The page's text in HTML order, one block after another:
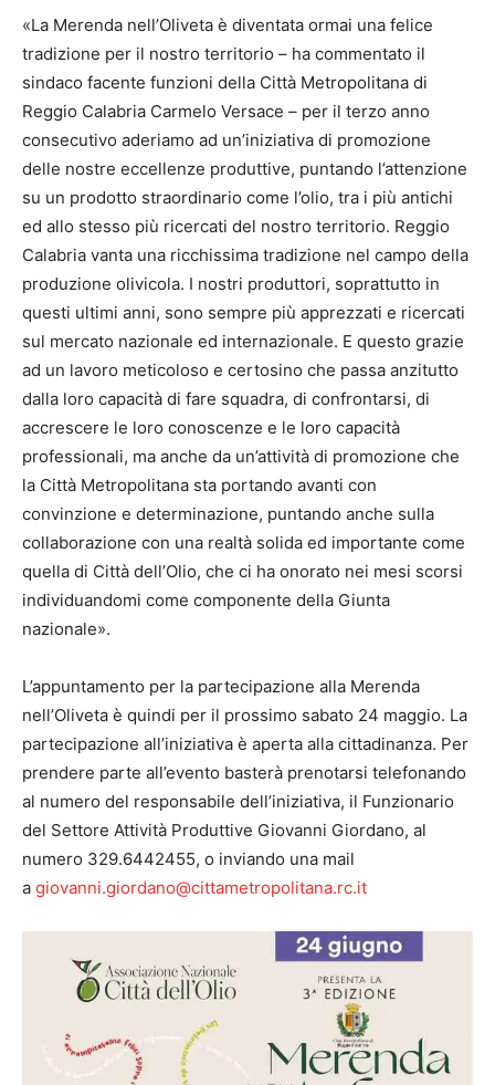
«La Merenda nell’Oliveta è diventata ormai una felice
tradizione per il nostro territorio – ha commentato il
sindaco facente funzioni della Città Metropolitana di
Reggio Calabria Carmelo Versace – per il terzo anno
consecutivo aderiamo ad un’iniziativa di promozione
delle nostre eccellenze produttive, puntando l’attenzione
su un prodotto straordinario come l’olio, tra i più antichi
ed allo stesso più ricercati del nostro territorio. Reggio
Calabria vanta una ricchissima tradizione nel campo della
produzione olivicola. I nostri produttori, soprattutto in
questi ultimi anni, sono sempre più apprezzati e ricercati
sul mercato nazionale ed internazionale. E questo grazie
ad un lavoro meticoloso e certosino che passa anzitutto
dalla loro capacità di fare squadra, di confrontarsi, di
accrescere le loro conoscenze e le loro capacità
professionali, ma anche da un’attività di promozione che
la Città Metropolitana sta portando avanti con
convinzione e determinazione, puntando anche sulla
collaborazione con una realtà solida ed importante come
quella di Città dell’Olio, che ci ha onorato nei mesi scorsi
individuandomi come componente della Giunta
nazionale».
L’appuntamento per la partecipazione alla Merenda
nell’Oliveta è quindi per il prossimo sabato 24 maggio. La
partecipazione all’iniziativa è aperta alla cittadinanza. Per
prendere parte all’evento basterà prenotarsi telefonando
al numero del responsabile dell’iniziativa, il Funzionario
del Settore Attività Produttive Giovanni Giordano, al
numero 329.6442455, o inviando una mail
a giovanni.giordano@cittametropolitana.rc.it